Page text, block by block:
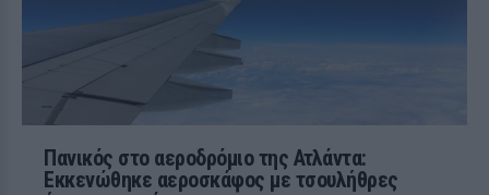
Πανικός στο αεροδρόμιο της Ατλάντα:
Εκκενώθηκε αεροσκάφος με τσουλήθρες